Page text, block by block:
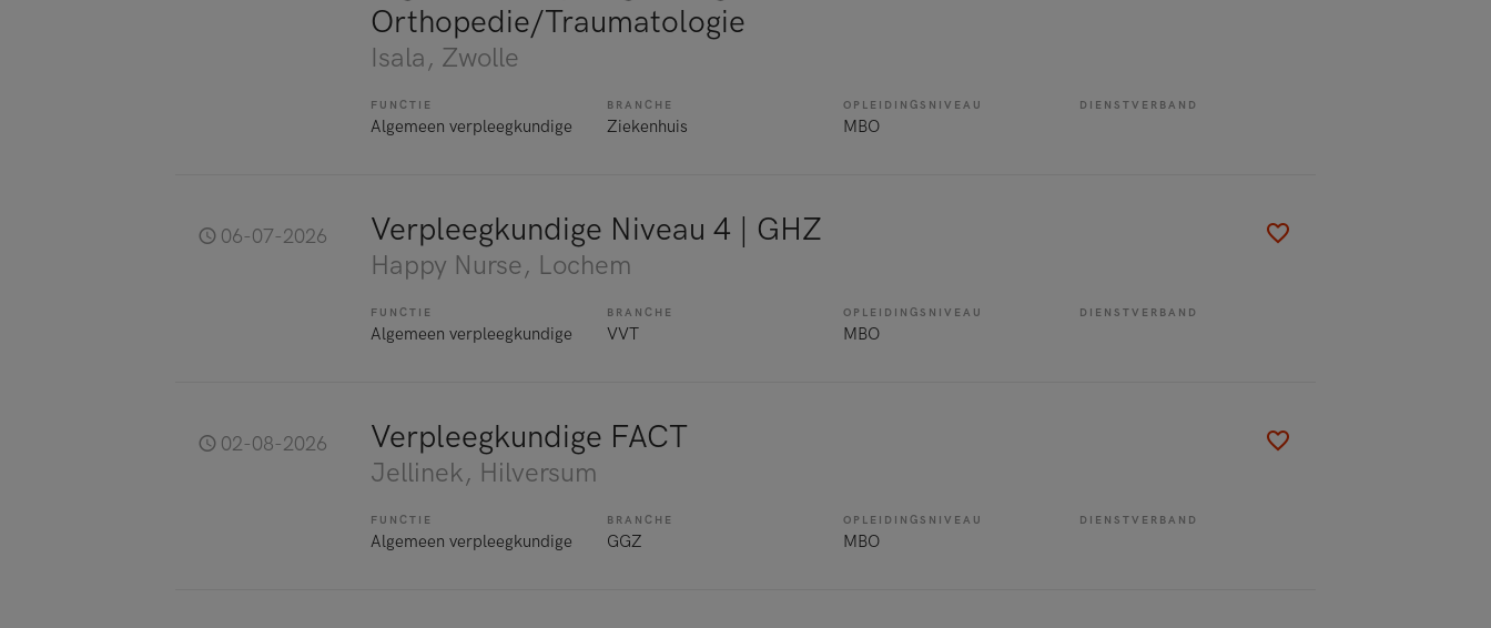
Orthopedie/Traumatologie
Isala, Zwolle
FUNCTIE
Algemeen verpleegkundige
BRANCHE
Ziekenhuis
OPLEIDINGSNIVEAU
MBO
DIENSTVERBAND
06-07-2026 Verpleegkundige Niveau 4 | GHZ
Happy Nurse, Lochem
FUNCTIE
Algemeen verpleegkundige
BRANCHE
VVT
OPLEIDINGSNIVEAU
MBO
DIENSTVERBAND
02-08-2026 Verpleegkundige FACT
Jellinek, Hilversum
FUNCTIE
Algemeen verpleegkundige
BRANCHE
GGZ
OPLEIDINGSNIVEAU
MBO
DIENSTVERBAND